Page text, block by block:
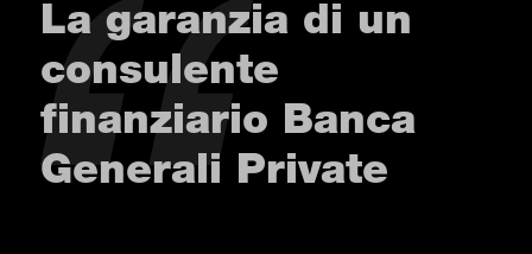
La garanzia di un
consulente
finanziario Banca
Generali Private